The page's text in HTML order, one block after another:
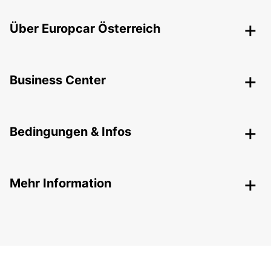
Über Europcar Österreich
Business Center
Bedingungen & Infos
Mehr Information